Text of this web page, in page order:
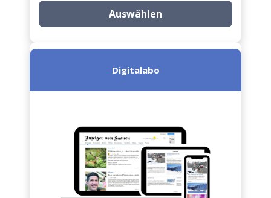
Auswählen
Digitalabo